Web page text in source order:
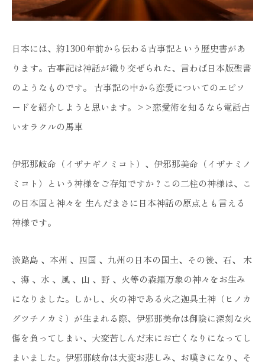
日本には、約1300年前から伝わる古事記という歴史書があ
ります。古事記は神話が織り交ぜられた、言わば日本版聖書
のようなものです。 古事記の中から恋愛についてのエピソ
ードを紹介しようと思います。>>恋愛術を知るなら電話占
いオラクルの馬車
伊邪那岐命（イザナギノミコト）、伊邪那美命（イザナミノ
ミコト）という神様をご存知ですか？この二柱の神様は、こ
の日本国と神々を 生んだまさに日本神話の原点とも言える
神様です。
淡路島 、本州 、四国 、九州の日本の国土、その後、石、 木
、海 、水 、風 、山 、野 、火等の森羅万象の神々をお生み
になりました。しかし、火の神である火之迦具土神（ヒノカ
グツチノカミ）が生まれる際、伊邪那美命は御陰に深刻な火
傷を負ってしまい、大変苦しんだ末にお亡くなりになってし
まいました。伊邪那岐命は大変お悲しみ、お嘆きになり、そ